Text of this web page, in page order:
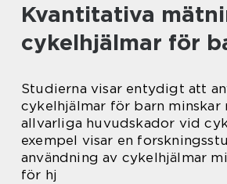
Kvantitativa
cykelhjälmar för
Studierna visar entydigt att
cykelhjälmar för barn minskar
allvarliga huvudskador vid
exempel visar en
användning av cykelhjälmar
för hj